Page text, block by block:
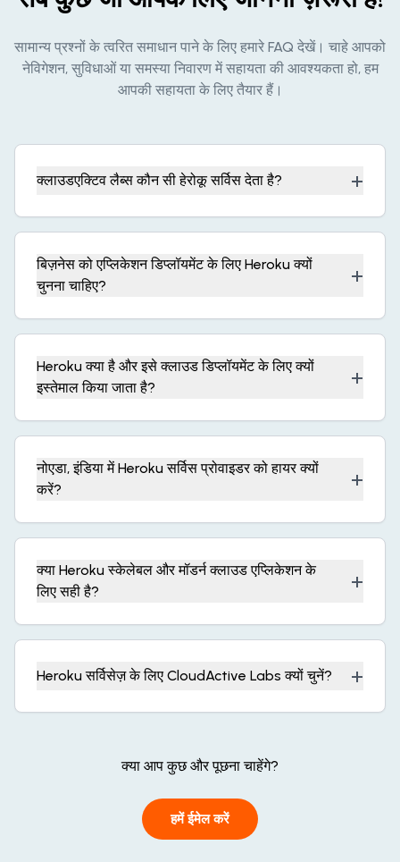
सामान्य प्रश्नों के त्वरित समाधान पाने के लिए हमारे FAQ देखें। चाहे आपको
नेविगेशन, सुविधाओं या समस्या निवारण में सहायता की आवश्यकता हो, हम
आपकी सहायता के लिए तैयार हैं।
क्लाउडएक्टिव लैब्स कौन सी हेरोकू सर्विस देता है? +
बिज़नेस को एप्लिकेशन डिप्लॉयमेंट के लिए Heroku क्यों
चुनना चाहिए?
+
Heroku क्या है और इसे क्लाउड डिप्लॉयमेंट के लिए क्यों
इस्तेमाल किया जाता है?
+
नोएडा, इंडिया में Heroku सर्विस प्रोवाइडर को हायर क्यों
करें?
+
क्या Heroku स्केलेबल और मॉडर्न क्लाउड एप्लिकेशन के
लिए सही है?
+
Heroku सर्विसेज़ के लिए CloudActive Labs क्यों चुनें? +
क्या आप कुछ और पूछना चाहेंगे?
हमें ईमेल करें